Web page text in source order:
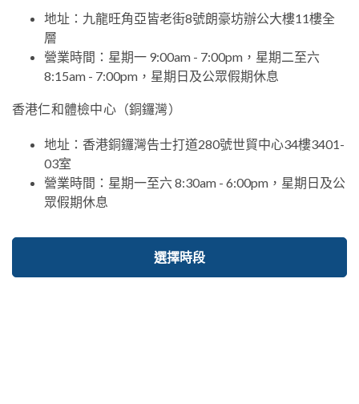
地址：九龍旺角亞皆老街8號朗豪坊辦公大樓11樓全
層
營業時間：星期一 9:00am - 7:00pm，星期二至六
8:15am - 7:00pm，星期日及公眾假期休息
香港仁和體檢中心（銅鑼灣）
地址：香港銅鑼灣告士打道280號世貿中心34樓3401-
03室
營業時間：星期一至六 8:30am - 6:00pm，星期日及公
眾假期休息
選擇時段